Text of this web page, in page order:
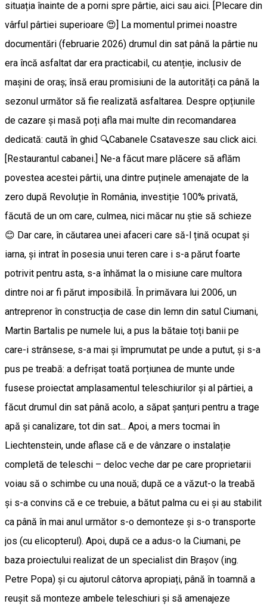
situația înainte de a porni spre pârtie, aici sau aici. [Plecare din
vârful pârtiei superioare 😍] La momentul primei noastre
documentări (februarie 2026) drumul din sat până la pârtie nu
era încă asfaltat dar era practicabil, cu atenție, inclusiv de
mașini de oraș; însă erau promisiuni de la autorități ca până la
sezonul următor să fie realizată asfaltarea. Despre opțiunile
de cazare și masă poți afla mai multe din recomandarea
dedicată: caută în ghid 🔍Cabanele Csatavesze sau click aici.
[Restaurantul cabanei.] Ne-a făcut mare plăcere să aflăm
povestea acestei pârtii, una dintre puținele amenajate de la
zero după Revoluție în România, investiție 100% privată,
făcută de un om care, culmea, nici măcar nu știe să schieze
😊 Dar care, în căutarea unei afaceri care să-l țină ocupat și
iarna, și intrat în posesia unui teren care i s-a părut foarte
potrivit pentru asta, s-a înhămat la o misiune care multora
dintre noi ar fi părut imposibilă. În primăvara lui 2006, un
antreprenor în construcția de case din lemn din satul Ciumani,
Martin Bartalis pe numele lui, a pus la bătaie toți banii pe
care-i strânsese, s-a mai și împrumutat pe unde a putut, și s-a
pus pe treabă: a defrișat toată porțiunea de munte unde
fusese proiectat amplasamentul teleschiurilor și al pârtiei, a
făcut drumul din sat până acolo, a săpat șanțuri pentru a trage
apă și canalizare, tot din sat... Apoi, a mers tocmai în
Liechtenstein, unde aflase că e de vânzare o instalație
completă de teleschi – deloc veche dar pe care proprietarii
voiau să o schimbe cu una nouă; după ce a văzut-o la treabă
și s-a convins că e ce trebuie, a bătut palma cu ei și au stabilit
ca până în mai anul următor s-o demonteze și s-o transporte
jos (cu elicopterul). Apoi, după ce a adus-o la Ciumani, pe
baza proiectului realizat de un specialist din Brașov (ing.
Petre Popa) și cu ajutorul câtorva apropiați, până în toamnă a
reușit să monteze ambele teleschiuri și să amenajeze